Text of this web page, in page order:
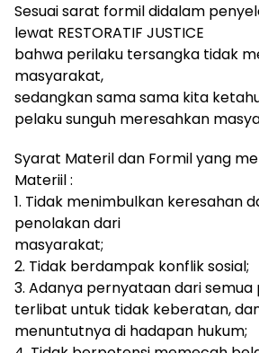
Sesuai sarat formil didalam
lewat RESTORATIF JUSTICE
bahwa perilaku tersangka tidak
masyarakat,
sedangkan sama sama kita
pelaku sunguh meresahkan
Syarat Materil dan Formil yang
Materiil :
1. Tidak menimbulkan keresahan
penolakan dari
masyarakat;
2. Tidak berdampak konflik sosial;
3. Adanya pernyataan dari semua
terlibat untuk tidak keberatan,
menuntutnya di hadapan hukum;